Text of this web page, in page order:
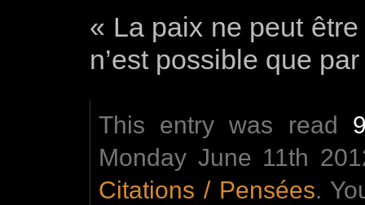
« La paix ne peut
n’est possible que
This entry was read
Monday June 11th
Citations / Pensées.